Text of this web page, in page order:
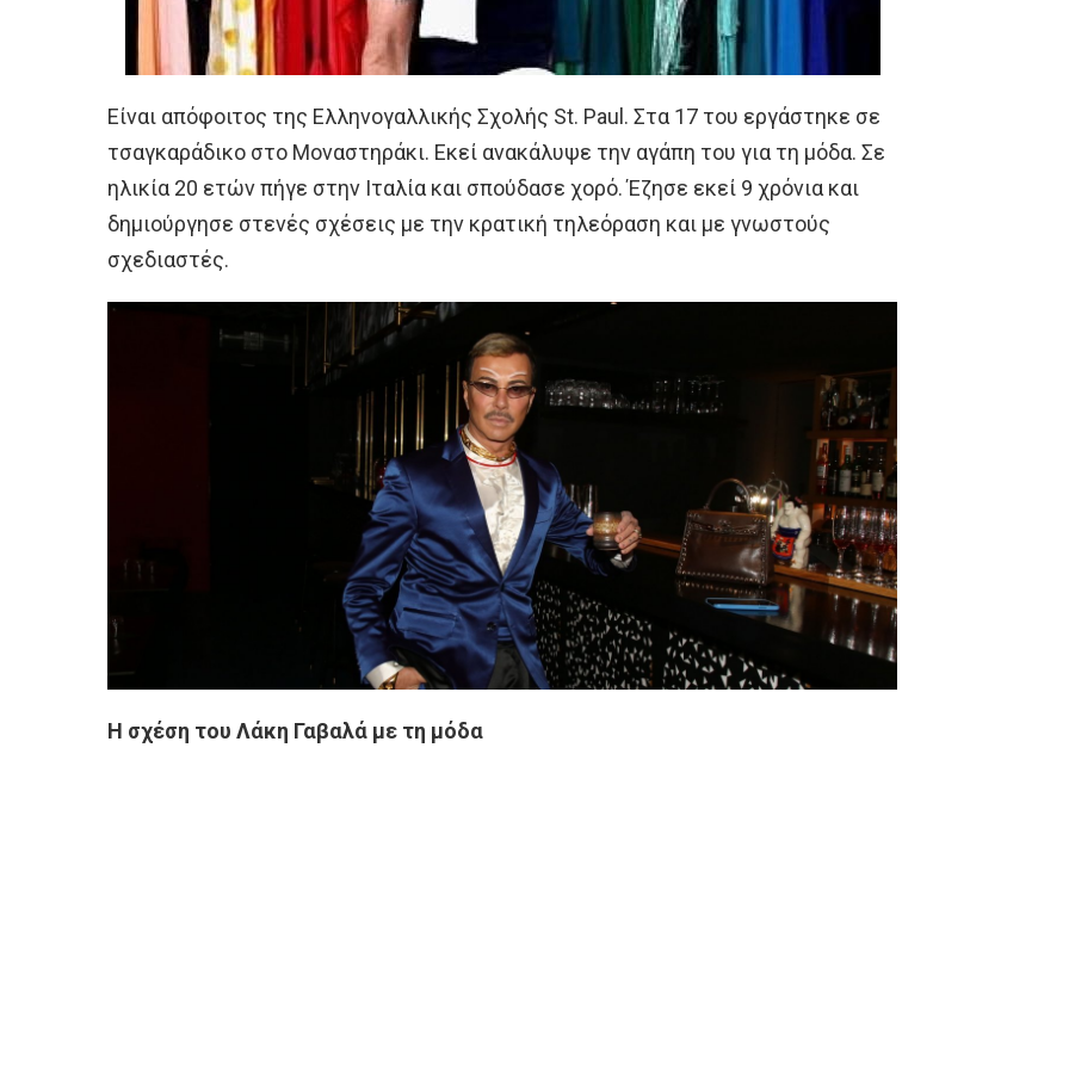
Είναι απόφοιτος της Ελληνογαλλικής Σχολής St. Paul. Στα 17 του εργάστηκε σε
τσαγκαράδικο στο Μοναστηράκι. Εκεί ανακάλυψε την αγάπη του για τη μόδα. Σε
ηλικία 20 ετών πήγε στην Ιταλία και σπούδασε χορό. Έζησε εκεί 9 χρόνια και
δημιούργησε στενές σχέσεις με την κρατική τηλεόραση και με γνωστούς
σχεδιαστές.
Η σχέση του Λάκη Γαβαλά με τη μόδα